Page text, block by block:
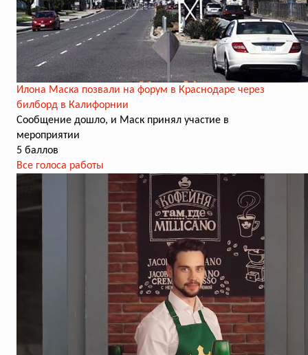
Илона Маска позвали на форум в Краснодаре через
билборд в Калифорнии
Сообщение дошло, и Маск принял участие в
мероприятии
5 баллов
Все голоса работы